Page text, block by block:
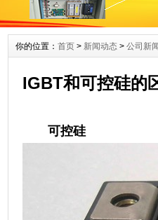
你的位置： 首页 > 新闻动态 > 公司新
IGBT和可控硅的
可控硅